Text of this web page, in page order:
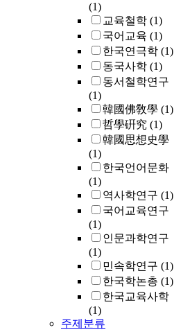
(1)
교육철학 (1)
국어교육 (1)
한국연극학 (1)
동국사학 (1)
동서철학연구
(1)
韓國佛敎學 (1)
哲學硏究 (1)
韓國思想史學
(1)
한국언어문화
(1)
역사학연구 (1)
국어교육연구
(1)
인문과학연구
(1)
민속학연구 (1)
한국학논총 (1)
한국교육사학
(1)
주제분류